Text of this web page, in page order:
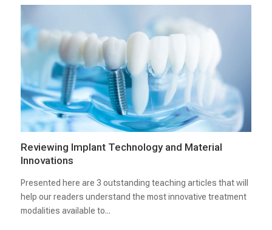
Reviewing Implant Technology and Material
Innovations
Presented here are 3 outstanding teaching articles that will
help our readers understand the most innovative treatment
modalities available to...